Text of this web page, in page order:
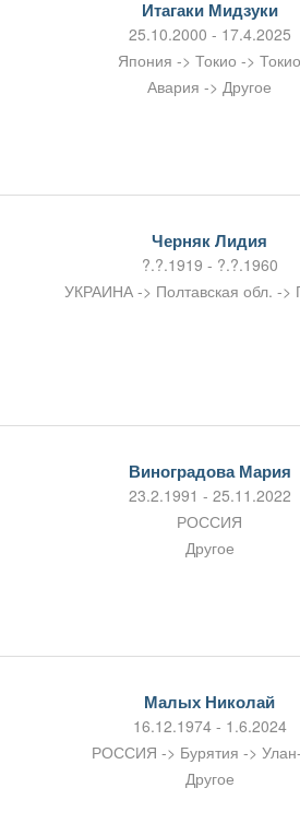
Итагаки Мидзуки
25.10.2000 - 17.4.2025
Япония -> Токио ->
Авария -> Другое
Черняк Лидия
?.?.1919 - ?.?.1960
УКРАИНА -> Полтавская обл. ->
Виноградова Мария
23.2.1991 - 25.11.2022
РОССИЯ
Другое
Малых Николай
16.12.1974 - 1.6.2024
РОССИЯ -> Бурятия ->
Другое